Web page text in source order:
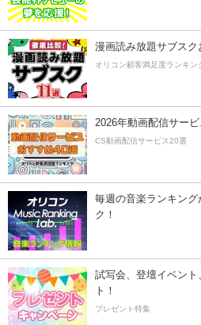
漫画読み放題サブスク
オリコン顧客満足度ランキン
2026年動画配信サー
CS動画配信サービス20選
毎週の音楽ランキン
ク！
試写会、登壇イベン
ト！
プレゼント特集